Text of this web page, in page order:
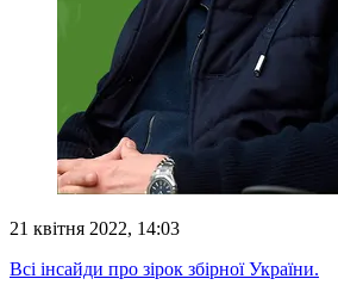
21 квітня 2022, 14:03
Всі інсайди про зірок збірної України.